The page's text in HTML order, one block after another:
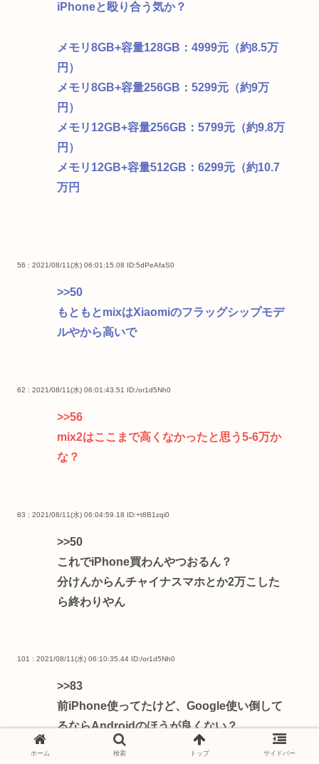
iPhoneと殴り合う気か？
メモリ8GB+容量128GB：4999元（約8.5万
円）
メモリ8GB+容量256GB：5299元（約9万
円）
メモリ12GB+容量256GB：5799元（約9.8万
円）
メモリ12GB+容量512GB：6299元（約10.7
万円
56 : 2021/08/11(水) 06:01:15.08 ID:5dPeAfaS0
>>50
もともとmixはXiaomiのフラッグシップモデ
ルやから高いで
62 : 2021/08/11(水) 06:01:43.51 ID:/or1d5Nh0
>>56
mix2はここまで高くなかったと思う5-6万か
な？
83 : 2021/08/11(水) 06:04:59.18 ID:+t8B1zqi0
>>50
これでiPhone買わんやつおるん？
分けんからんチャイナスマホとか2万こした
ら終わりやん
101 : 2021/08/11(水) 06:10:35.44 ID:/or1d5Nh0
>>83
前iPhone使ってたけど、Google使い倒して
るならAndroidのほうが良くない？
ホーム 検索 トップ サイドバー